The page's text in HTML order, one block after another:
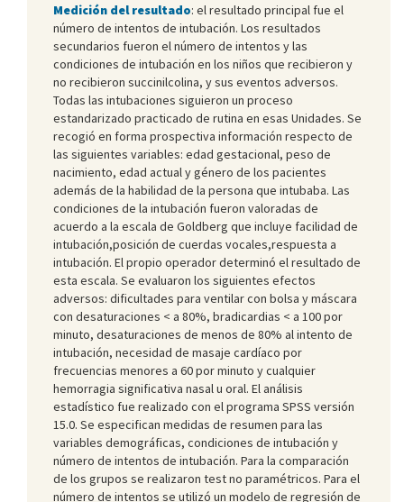
Medición del resultado: el resultado principal fue el
número de intentos de intubación. Los resultados
secundarios fueron el número de intentos y las
condiciones de intubación en los niños que recibieron y
no recibieron succinilcolina, y sus eventos adversos.
Todas las intubaciones siguieron un proceso
estandarizado practicado de rutina en esas Unidades. Se
recogió en forma prospectiva información respecto de
las siguientes variables: edad gestacional, peso de
nacimiento, edad actual y género de los pacientes
además de la habilidad de la persona que intubaba. Las
condiciones de la intubación fueron valoradas de
acuerdo a la escala de Goldberg que incluye facilidad de
intubación,posición de cuerdas vocales,respuesta a
intubación. El propio operador determinó el resultado de
esta escala. Se evaluaron los siguientes efectos
adversos: dificultades para ventilar con bolsa y máscara
con desaturaciones < a 80%, bradicardias < a 100 por
minuto, desaturaciones de menos de 80% al intento de
intubación, necesidad de masaje cardíaco por
frecuencias menores a 60 por minuto y cualquier
hemorragia significativa nasal u oral. El análisis
estadístico fue realizado con el programa SPSS versión
15.0. Se especifican medidas de resumen para las
variables demográficas, condiciones de intubación y
número de intentos de intubación. Para la comparación
de los grupos se realizaron test no paramétricos. Para el
número de intentos se utilizó un modelo de regresión de